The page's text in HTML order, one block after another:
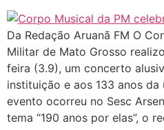
Da Redação Aruanã FM O
Militar de Mato Grosso
feira (3.9), um concerto
instituição e aos 133 anos da
evento ocorreu no Sesc
tema “190 anos por elas”, o